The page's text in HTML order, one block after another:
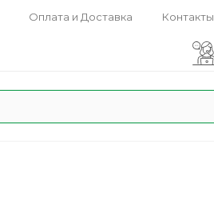
Оплата и Доставка Контакты